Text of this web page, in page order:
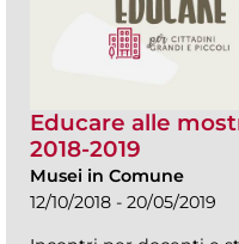
Educare alle
2018-2019
Musei in Comune
12/10/2018 - 20/05/2019